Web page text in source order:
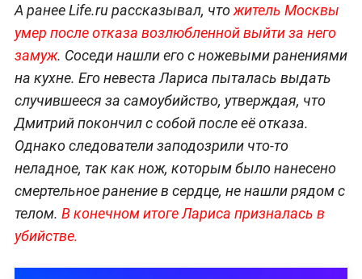
А ранее Life.ru рассказывал, чтожитель Москвы
умер после отказа возлюбленной выйти за него
замуж. Соседи нашли его с ножевыми ранениями
на кухне. Его невеста Лариса пыталась выдать
случившееся за самоубийство, утверждая, что
Дмитрий покончил с собой после её отказа.
Однако следователи заподозрили что-то
неладное, так как нож, которым было нанесено
смертельное ранение в сердце, не нашли рядом с
телом. В конечном итоге Лариса призналась в
убийстве.